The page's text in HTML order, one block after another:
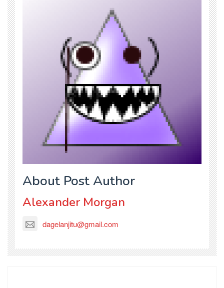
About Post Author
Alexander Morgan
dagelanjitu@gmail.com